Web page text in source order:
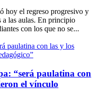
hoy el regreso progresivo y
a las aulas. En principio
con los que no se...
“será paulatina con
el vínculo